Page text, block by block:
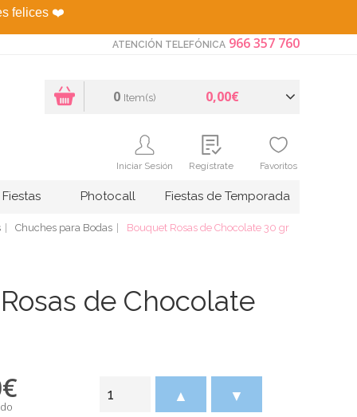
felices ❤️
ATENCIÓN TELEFÓNICA 966 357 760
0 Item(s) 0,00€
Iniciar Sesión Regístrate Favoritos
Photocall Fiestas de Temporada
Chuches para Bodas Bouquet Rosas de Chocolate 30 gr
de Chocolate
€ ▲ ▼